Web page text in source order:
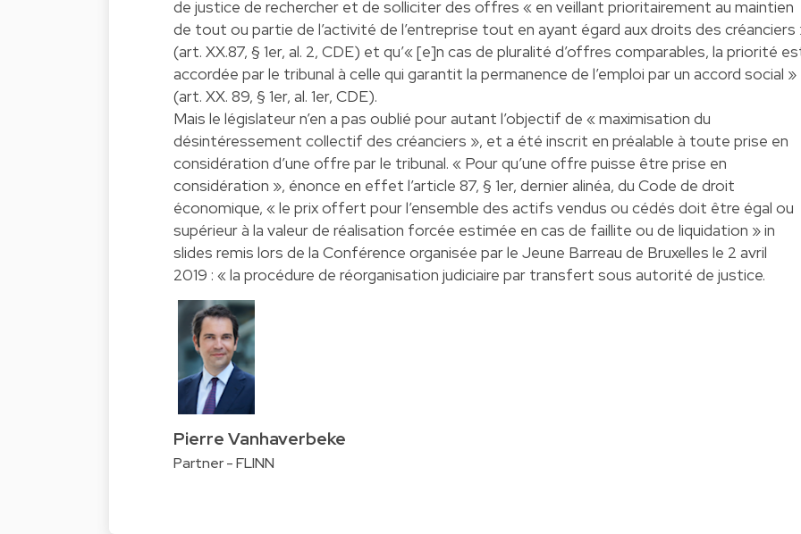
de justice de rechercher et de solliciter des offres « en veillant prioritairement au maintien
de tout ou partie de l’activité de l’entreprise tout en ayant égard aux droits des créanciers
(art. XX.87, § 1er, al. 2, CDE) et qu’« [e]n cas de pluralité d’offres comparables, la priorité
accordée par le tribunal à celle qui garantit la permanence de l’emploi par un accord social »
(art. XX. 89, § 1er, al. 1er, CDE).
Mais le législateur n’en a pas oublié pour autant l’objectif de « maximisation du
désintéressement collectif des créanciers », et a été inscrit en préalable à toute prise en
considération d’une offre par le tribunal. « Pour qu’une offre puisse être prise en
considération », énonce en effet l’article 87, § 1er, dernier alinéa, du Code de droit
économique, « le prix offert pour l’ensemble des actifs vendus ou cédés doit être égal ou
supérieur à la valeur de réalisation forcée estimée en cas de faillite ou de liquidation » in
slides remis lors de la Conférence organisée par le Jeune Barreau de Bruxelles le 2 avril
2019 : « la procédure de réorganisation judiciaire par transfert sous autorité de justice.
Pierre Vanhaverbeke
Partner - FLINN